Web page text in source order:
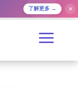
了解更多 → ✕